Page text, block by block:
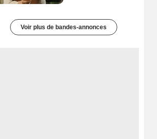
Voir plus de bandes-annonces